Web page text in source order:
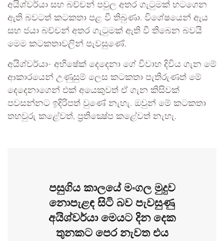
අයිශ්වර්යා සහ බච්චන් පවුල අතර ගැටුමක් හටගෙන
ඇති බවටත් කටකතා පළ වී තිබුණා. විශේෂයෙන් ඇය
සහ ජයා බච්චන් අතර ගැටුමක් ඇති වී තිබෙන බවයි
මෙම කටකතාවලින් පැවසුණේ.
අයිශ්වර්යා- අභිෂේක් දෙදෙනා ගේ විවාහ දිවිය ගැන මේ
ආකාරයෙන් උණුසුම් ලෙස කටකතා පැතිරුණත් මේ
දෙදෙනාගෙන් එක් අයෙකුවත් ඒ ගැන කිසිවක්
පවසන්නට ඉදිරිපත් වුණේ නැහැ. ඔවුන් මේ කටකතා
තහවුරු කළේවත්, ප්‍රතික්‍ෂේප කළේවත් නැහැ.
පසුගිය කාලයේ මංගල මුදුව
නොපැළඳ සිටි බව පැවසුණු
අයිශ්වර්යා මෙයට දින දෙක
තුනකට පෙර නැවත එය